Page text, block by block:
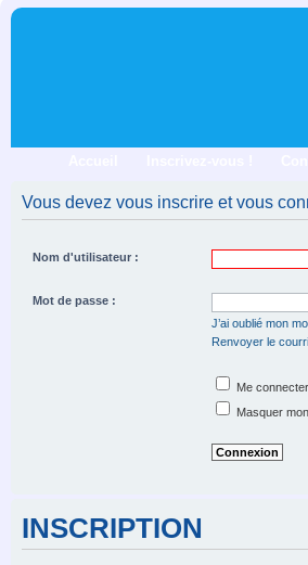
Vous devez vous inscrire et vous
Nom d'utilisateur :
Mot de passe :
J’ai oublié mon
Renvoyer le
Me
Masquer
INSCRIPTION